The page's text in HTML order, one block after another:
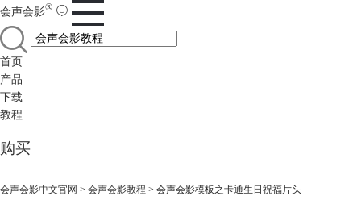
会声会影®
首页
产品
下载
教程
购买
会声会影中文官网 > 会声会影教程 > 会声会影模板之卡通生日祝福片头